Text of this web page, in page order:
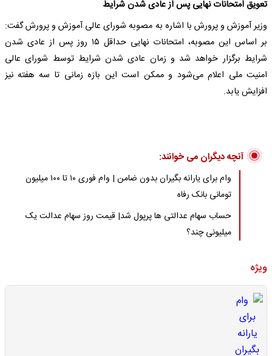
تعویق امتحانات نهایی پس از عادی شدن شرایط
وزیر آموزش و پرورش با اشاره به مصوبه شورای عالی آموزش و پرورش گفت:
بر اساس این مصوبه، امتحانات نهایی حداقل ۱۵ روز پس از عادی شدن
شرایط برگزار خواهد شد و زمان عادی شدن شرایط توسط شورای عالی
امنیت ملی اعلام می‌شود و ممکن است این بازه زمانی تا سه هفته نیز
افزایش یابد.
آنچه دیگران می خوانند:
وام برای یارانه بگیران بدون ضامن | وام فوری ۱۰ تا ۱۰۰ میلیون
تومانی بانک رفاه
حساب سهام عدالتی ها پرپول شد| قیمت روز سهام عدالت یک
میلیونی چند؟
ویژه